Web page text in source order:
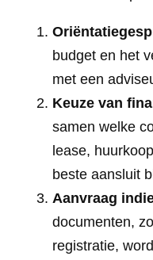
budget en het
met een
Keuze van
samen welke
lease,
beste aansluit
Aanvraag
documenten,
registratie,